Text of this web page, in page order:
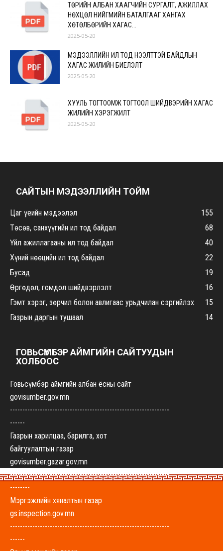
ТӨРИЙН АЛБАН ХААГЧИЙН СУРГАЛТ, АЖИЛЛАХ
НӨХЦӨЛ НИЙГМИЙН БАТАЛГААГ ХАНГАХ
ХӨТӨЛБӨРИЙН ХАГАС...
2025-05-20
МЭДЭЭЛЛИЙН ИЛ ТОД НЭЭЛТТЭЙ БАЙДЛЫН
ХАГАС ЖИЛИЙН БИЕЛЭЛТ
2025-05-20
ХУУЛЬ ТОГТООМЖ ТОГТООЛ ШИЙДВЭРИЙН ХАГАС
ЖИЛИЙН ХЭРЭГЖИЛТ
2025-05-20
САЙТЫН МЭДЭЭЛЛИЙН ТОЙМ
Цаг үеийн мэдээлэл
155
Төсөв, санхүүгийн ил тод байдал
68
Үйл ажиллагааны ил тод байдал
40
Хүний нөөцийн ил тод байдал
22
Бусад
19
Өргөдөл, гомдол шийдвэрлэлт
16
Гэмт хэрэг, зөрчил болон авлигаас урьдчилан сэргийлэх
15
Газрын даргын тушаал
14
ГОВЬСҮМБЭР АЙМГИЙН САЙТУУДЫН
ХОЛБООС
Говьсүмбэр аймгийн албан ёсны сайт
govisumber.gov.mn
----------------------------------------------------------------
------
Газрын харилцаа, барилга, хот
байгуулалтын газар
govisumber.gazar.gov.mn
----------------------------------------------------------------
--------
Мэргэжлийн хяналтын газар
gs.inspection.gov.mn
----------------------------------------------------------------
------